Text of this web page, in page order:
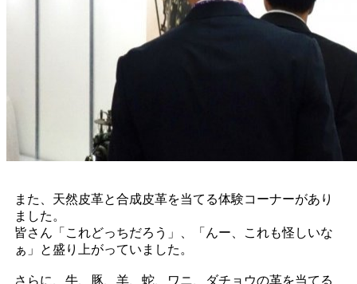
また、天然皮革と合成皮革を当てる体験コーナーがあり
ました。
皆さん「これどっちだろう」、「んー、これも怪しいな
ぁ」と盛り上がっていました。
さらに、牛、豚、羊、蛇、ワニ、ダチョウの革を当てる